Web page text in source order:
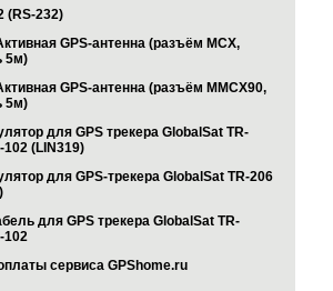
(RS-232)
GPS-антенна (разъём MCX,
5м)
GPS-антенна (разъём MMCX90,
5м)
для GPS трекера GlobalSat TR-
102 (LIN319)
для GPS-трекера GlobalSat TR-206
для GPS трекера GlobalSat TR-
102
сервиса GPShome.ru